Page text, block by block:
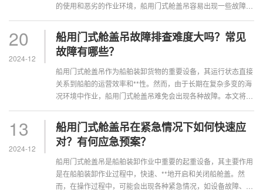
的使用和恶劣的作业环境，船用门式舱盖吊容易出现一些故障，
20
2024-12
船用门式舱盖吊故障排查难度大吗？常见
故障有哪些？
船用门式舱盖吊作为船舶装卸货物的重要设备，其运行状态直接
关系到船舶的运营效率和**性。然而，由于长期在复杂多变的海
况环境中作业，船用门式舱盖吊难免会出现各种故障。本文将探
13
2024-12
船用门式舱盖吊在紧急情况下如何快速应
对？有何应急预案？
船用门式舱盖吊是船舶装卸作业中重要的起重设备，其主要作用
是在船舶装卸作业过程中，快速、**地开启和关闭船舱盖。然
而，在操作过程中，可能会出现各种紧急情况，如设备故障、操